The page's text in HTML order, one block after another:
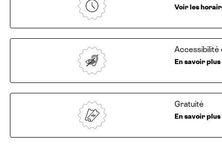
Voir les
Accessibilité
En savoir plus
Gratuité
En savoir plus